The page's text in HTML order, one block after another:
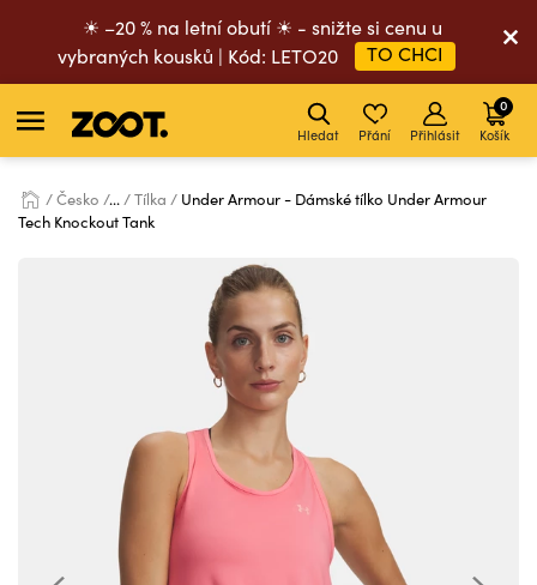
☀ –20 % na letní obutí ☀ - snižte si cenu u
vybraných kousků | Kód: LETO20
TO CHCI
Hledat Přání Přihlásit Košík
0
Česko ... Tílka
Under Armour - Dámské tílko Under Armour
Tech Knockout Tank